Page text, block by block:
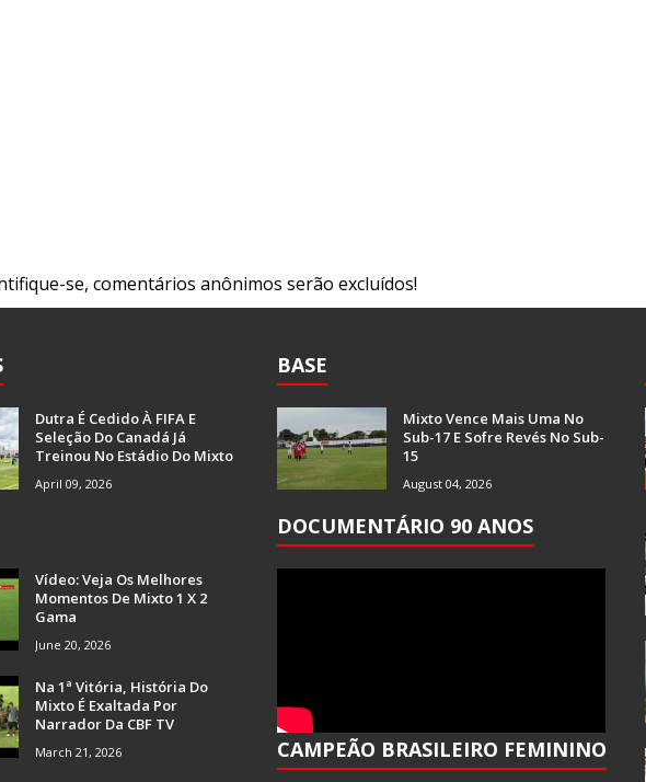
se, comentários anônimos serão excluídos!
Dutra É Cedido À FIFA E
Seleção Do Canadá Já
Treinou No Estádio Do Mixto
April 09, 2026
Vídeo: Veja Os Melhores
Momentos De Mixto 1 X 2
Gama
June 20, 2026
Na 1ª Vitória, História Do
Mixto É Exaltada Por
Narrador Da CBF TV
March 21, 2026
BASE
Mixto Vence Mais Uma No
Sub-17 E Sofre Revés No Sub-
15
August 04, 2026
DOCUMENTÁRIO 90 ANOS
CAMPEÃO BRASILEIRO FEMININO